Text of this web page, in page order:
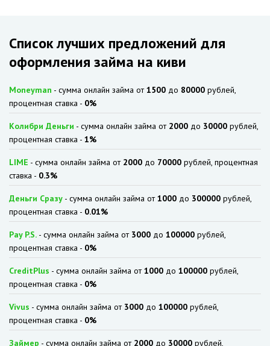
Список лучших предложений для
оформления займа на киви
Moneyman - сумма онлайн займа от1500 до 80000 рублей,
процентная ставка - 0%
Колибри Деньги - сумма онлайн займа от 2000 до 30000 рублей,
процентная ставка - 1%
LIME - сумма онлайн займа от 2000 до 70000 рублей, процентная
ставка - 0.3%
Деньги Сразу - сумма онлайн займа от1000 до 300000 рублей,
процентная ставка - 0.01%
Pay P.S. - сумма онлайн займа от 3000 до 100000 рублей,
процентная ставка - 0%
CreditPlus - сумма онлайн займа от1000 до 100000 рублей,
процентная ставка - 0%
Vivus - сумма онлайн займа от 3000 до 100000 рублей,
процентная ставка - 0%
Займер - сумма онлайн займа от 2000 до 30000 рублей,